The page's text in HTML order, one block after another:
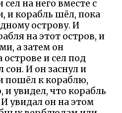
на него вместе с
и корабль шёл, пока
острову. И
на этот остров, и
а затем он
острове и сел под
сон. И он заснул и
пошёл к кораблю,
и увидел, что корабль
увидал он на этом